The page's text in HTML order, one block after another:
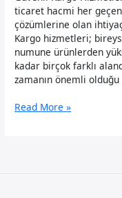
ticaret hacmi her
çözümlerine olan
Kargo hizmetleri;
numune ürünlerden
kadar birçok farklı
zamanın önemli
Hindistan
Read More »